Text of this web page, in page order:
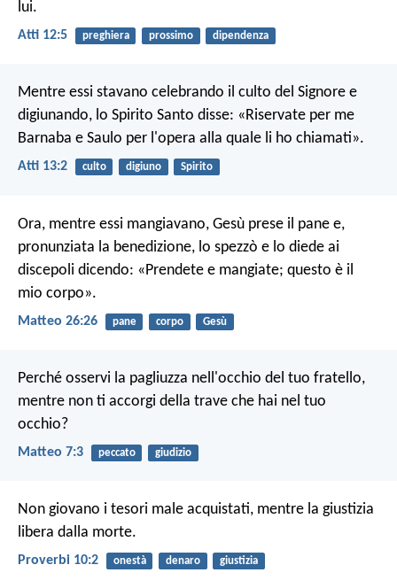
lui.
Atti 12:5 preghiera prossimo dipendenza
Mentre essi stavano celebrando il culto del Signore e
digiunando, lo Spirito Santo disse: «Riservate per me
Barnaba e Saulo per l'opera alla quale li ho chiamati».
Atti 13:2 culto digiuno Spirito
Ora, mentre essi mangiavano, Gesù prese il pane e,
pronunziata la benedizione, lo spezzò e lo diede ai
discepoli dicendo: «Prendete e mangiate; questo è il
mio corpo».
Matteo 26:26 pane corpo Gesù
Perché osservi la pagliuzza nell'occhio del tuo fratello,
mentre non ti accorgi della trave che hai nel tuo
occhio?
Matteo 7:3 peccato giudizio
Non giovano i tesori male acquistati, mentre la giustizia
libera dalla morte.
Proverbi 10:2 onestà denaro giustizia